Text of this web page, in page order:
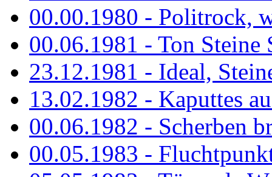
00.00.1980 - Politrock,
00.06.1981 - Ton Steine
23.12.1981 - Ideal,
13.02.1982 - Kaputtes
00.06.1982 - Scherben
00.05.1983 -